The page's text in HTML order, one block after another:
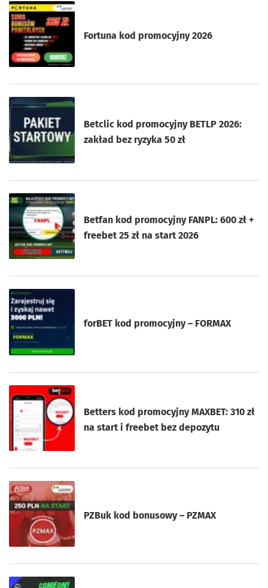
Fortuna kod promocyjny 2026
Betclic kod promocyjny BETLP 2026:
zakład bez ryzyka 50 zł
Betfan kod promocyjny FANPL: 600 zł +
freebet 25 zł na start 2026
forBET kod promocyjny – FORMAX
Betters kod promocyjny MAXBET: 310 zł
na start i freebet bez depozytu
PZBuk kod bonusowy – PZMAX